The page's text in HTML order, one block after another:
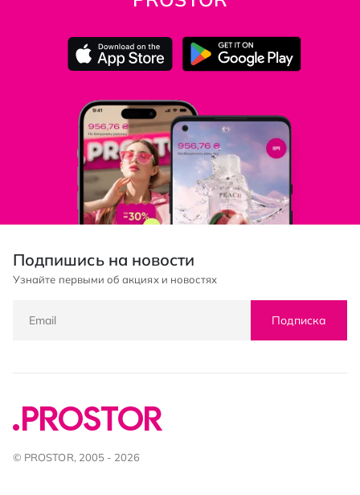
Подпишись на новости
Узнайте первыми об акциях и новостях
Подписка
© PROSTOR, 2005 - 2026